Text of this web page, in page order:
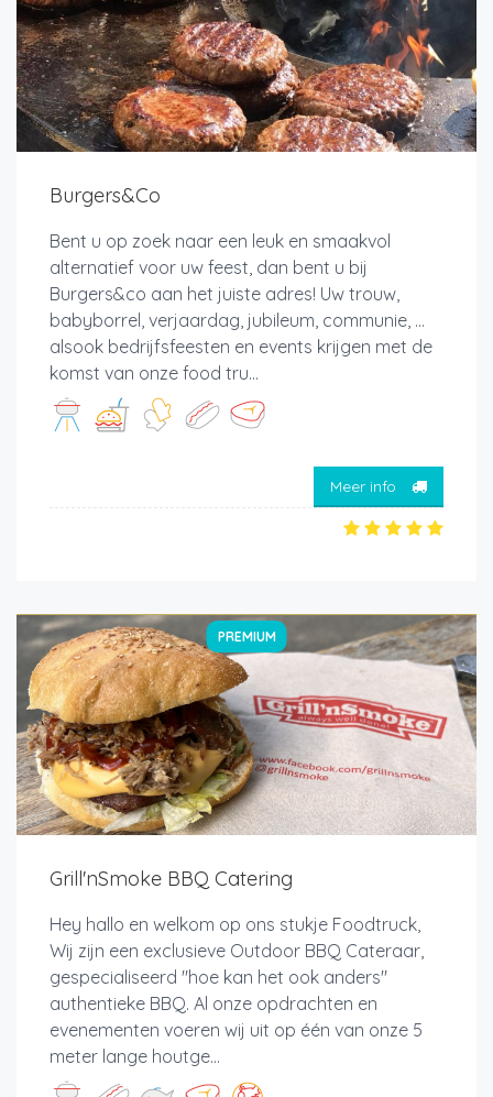
Burgers&Co
Bent u op zoek naar een leuk en smaakvol
alternatief voor uw feest, dan bent u bij
Burgers&co aan het juiste adres! Uw trouw,
babyborrel, verjaardag, jubileum, communie, ...
alsook bedrijfsfeesten en events krijgen met de
komst van onze food tru...
Meer info
PREMIUM
Grill'nSmoke BBQ Catering
Hey hallo en welkom op ons stukje Foodtruck,
Wij zijn een exclusieve Outdoor BBQ Cateraar,
gespecialiseerd "hoe kan het ook anders"
authentieke BBQ. Al onze opdrachten en
evenementen voeren wij uit op één van onze 5
meter lange houtge...